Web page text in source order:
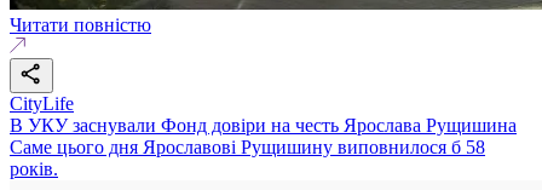
Читати повністю
CityLife
В УКУ заснували Фонд довіри на честь Ярослава Рущишина
Саме цього дня Ярославові Рущишину виповнилося б 58
років.